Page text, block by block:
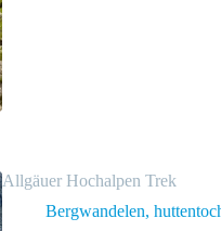
Allgäuer Hochalpen Trek
Bergwandelen,